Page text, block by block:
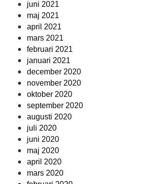
juni 2021
maj 2021
april 2021
mars 2021
februari 2021
januari 2021
december 2020
november 2020
oktober 2020
september 2020
augusti 2020
juli 2020
juni 2020
maj 2020
april 2020
mars 2020